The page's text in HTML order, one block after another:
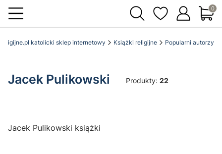
katolicki sklep internetowy Książki religijne Popularni autorzy
Jacek Pulikowski Produkty: 22
Jacek Pulikowski książki